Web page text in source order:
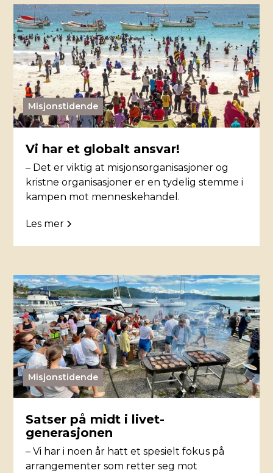
Misjonstidende
Vi har et globalt ansvar!
– Det er viktig at misjonsorganisasjoner og
kristne organisasjoner er en tydelig stemme i
kampen mot menneskehandel.
Les mer
Misjonstidende
Satser på midt i livet-
generasjonen
– Vi har i noen år hatt et spesielt fokus på
arrangementer som retter seg mot